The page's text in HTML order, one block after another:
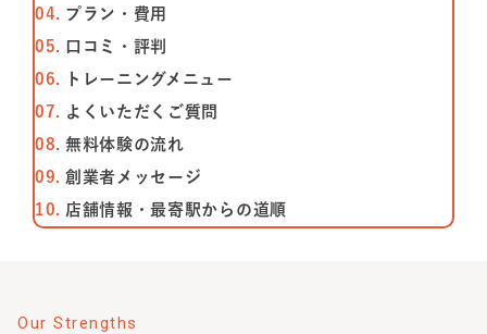
プラン・費⽤
⼝コミ・評判
トレーニングメニュー
よくいただくご質問
無料体験の流れ
創業者メッセージ
店舗情報・最寄駅からの道順
Our Strengths